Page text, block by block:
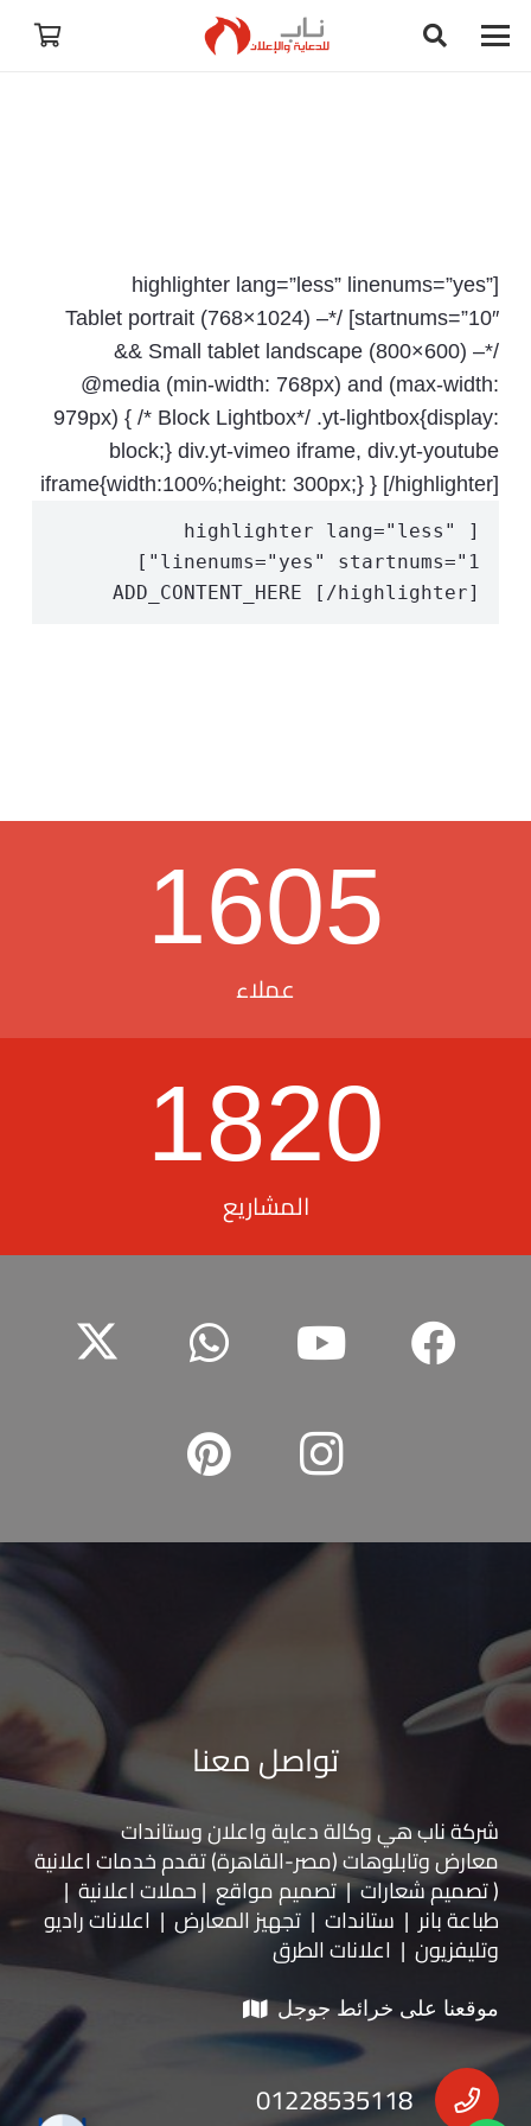
[highlighter lang=”less” linenums=”yes”
startnums=”10″] /*– Tablet portrait (768×1024)
&& Small tablet landscape (800×600) –*/
@media (min-width: 768px) and (max-width:
979px) { /* Block Lightbox*/ .yt-lightbox{display:
block;} div.yt-vimeo iframe, div.yt-youtube
iframe{width:100%;height: 300px;} } [/highlighter]
[highlighter lang="less"
ADD_CONTENT_HERE [/highlighter]
1605
عملاء
1820
المشاريع
تواصل معنا
شركة ناب هي وكالة دعاية واعلان وستاندات
معارضوتابلوهات(مصر-القاهرة) تقدم خدمات اعلانية
( تصميم شعارات | تصميم مواقع | حملات اعلانية |
طباعة بانر | ستاندات | تجهيز المعارض | اعلانات راديو
وتليفزيون | اعلانات الطرق
موقعنا على خرائط جوجل
01228535118